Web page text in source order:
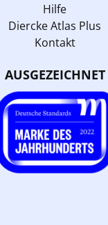
Hilfe
Diercke Atlas Plus
Kontakt
AUSGEZEICHNET